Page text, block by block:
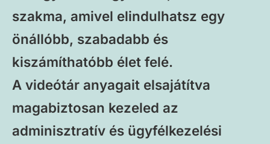
szakma, amivel elindulhatsz egy
önállóbb, szabadabb és
kiszámíthatóbb élet felé.
A videótár anyagait elsajátítva
magabiztosan kezeled az
adminisztratív és ügyfélkezelési